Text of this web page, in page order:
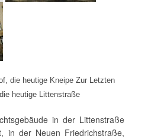
die heutige Kneipe Zur Letzten
heutige Littenstraße
in der Littenstraße
in der Neuen Friedrichstraße,